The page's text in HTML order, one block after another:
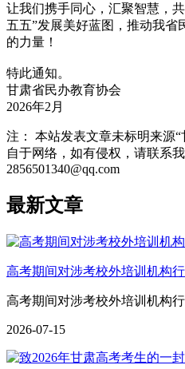
让我们携手同心，汇聚智慧，
五五”发展美好蓝图，推动我省
的力量！
特此通知。
甘肃省民办教育协会
2026年2月
注： 本站发表文章未标明来源
自于网络，如有侵权，请联系
2856501340@qq.com
最新文章
高考期间对涉考校外培训机构
高考期间对涉考校外培训机构
2026-07-15